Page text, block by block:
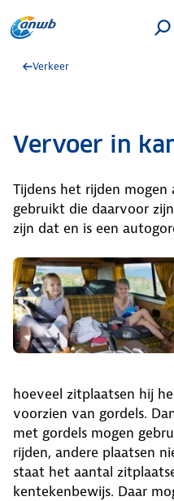
Verkeer
Vervoer in
Tijdens het rijden
gebruikt die daarvoor
zijn dat en is een
hoeveel zitplaatsen hij
voorzien van gordels.
met gordels mogen
rijden, andere plaatsen
staat het aantal
kentekenbewijs. Daar